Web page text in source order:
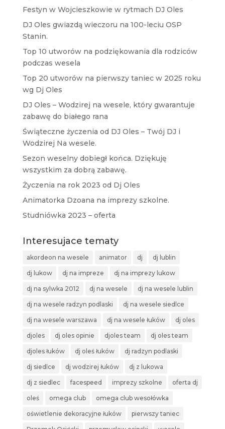
Festyn w Wojcieszkowie w rytmach DJ Oles
DJ Oles gwiazdą wieczoru na 100-leciu OSP
Stanin.
Top 10 utworów na podziękowania dla rodziców
podczas wesela
Top 20 utworów na pierwszy taniec w 2025 roku
wg Dj Oles
DJ Oles – Wodzirej na wesele, który gwarantuje
zabawę do białego rana
Świąteczne życzenia od DJ Oles – Twój DJ i
Wodzirej Na wesele.
Sezon weselny dobiegł końca. Dziękuję
wszystkim za dobrą zabawę.
Życzenia na rok 2023 od Dj Oles
Animatorka Dzoana na imprezy szkolne.
Studniówka 2023 – oferta
Interesujace tematy
akordeon na wesele animator dj dj lublin
dj lukow dj na impreze dj na imprezy lukow
dj na sylwka 2012 dj na wesele dj na wesele lublin
dj na wesele radzyn podlaski dj na wesele siedlce
dj na wesele warszawa dj na wesele łuków dj oles
djoles dj oles opinie djoles team dj oles team
djoles łuków dj oleś łuków dj radzyn podlaski
dj siedlce dj wodzirej łuków dj z lukowa
dj z siedlec facespeed imprezy szkolne oferta dj
oleś omega club omega club wesołówka
oświetlenie dekoracyjne łuków pierwszy taniec